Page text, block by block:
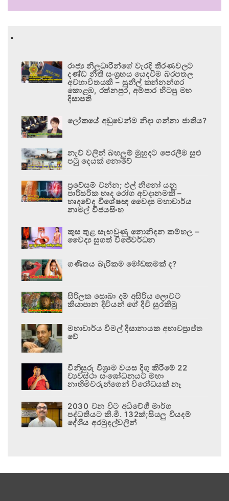
.
රාජ්‍ය නිලධාරීන්ගේ වැරදි තීරණවලට
දණ්ඩ නීති සංග්‍රහය යෙදවීම බරපතල
අවභාවිතයකි – සුනිල් කන්නන්ගර
කොළඹ, රත්නපුර, අම්පාර හිටපු මහ
දිසාපති
ලෝකයේ අඩුවෙන්ම නිදා ගන්නා ජාතිය?
නැව් වලින් බහලුම් මුහුදට පෙරලීම සුළු
පටු දෙයක් නොවේ
ප්‍රවේසම් වන්න; එල් නිනෝ යනු
පාරිසරික හෘද රෝග අවදානමකි –
හෘදවේද විශේෂඥ වෛද්‍ය මහාචාර්ය
නාමල් විජයසිංහ
කුස තුළ සැඟවුණු නොනිදන කම්හල –
වෛද්‍ය සුගත් විජේවර්ධන
ගණිතය බැරිකම මෝඩකමක් ද?
සිරිලක සොබා දම් අසිරිය ලොවට
කියාපාන දිවියන් ගේ දිවි සුරකිමු
මහාචාර්ය විමල් දිසානායක අභාවප්‍රාප්ත
වේ
විනිසුරු විශ්‍රාම වයස දිගු කිරීමේ 22
ව්‍යවස්ථා සංශෝධනයට මහා
නාහිමිවරුන්ගෙන් විරෝධයක් නෑ
2030 වන විට අධිවේගී මාර්ග
පද්ධතියට කි.මී. 132ක්;සියලු වියදම්
දේශීය අරමුදල්වලින්